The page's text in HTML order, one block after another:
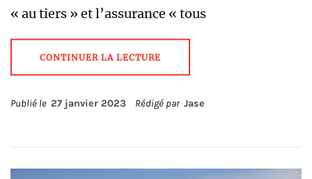
« au tiers » et l’assurance « tous
CONTINUER LA LECTURE
Publié le 27 janvier 2023 Rédigé par Jase